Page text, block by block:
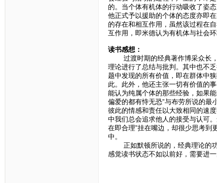
的。当个体有机体的行动吸收了姿
他正式予以援助的个体的态度亦即
的存在和相互作用，虽然该过程在
互作用，即米德认为有机体与社会
读书感想：
过渡时期的经典著作博采众长，
理论进行了总结与批判。其中也不
题中发现的所有价值，即在群体中
此。此外，他还主张一切有价值的
能认为纯属个体的那些经验，如果
偏爱的都有恃无恐”与布劳所说的最
彼此的情感和责任以大致相同的速
中我们总会追求他人的接受与认可
在即合理”挂在嘴边，却很少思考到
中。
正如默顿所说的，经典理论的功
感觉读书状态不如以前好，需要进